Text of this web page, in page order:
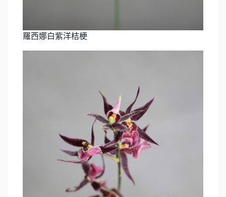
羅西娜白紫洋桔梗